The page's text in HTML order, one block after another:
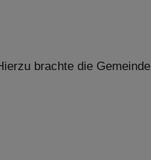
brachte die Gemeinde